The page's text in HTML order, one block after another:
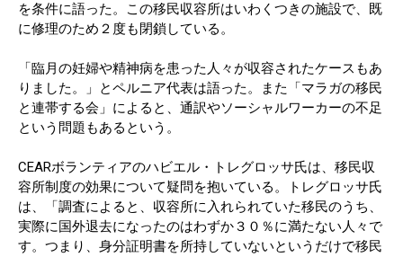
を条件に語った。この移民収容所はいわくつきの施設で、既
に修理のため２度も閉鎖している。
「臨月の妊婦や精神病を患った人々が収容されたケースもあ
りました。」とペルニア代表は語った。また「マラガの移民
と連帯する会」によると、通訳やソーシャルワーカーの不足
という問題もあるという。
CEARボランティアのハビエル・トレグロッサ氏は、移民収
容所制度の効果について疑問を抱いている。トレグロッサ氏
は、「調査によると、収容所に入れられていた移民のうち、
実際に国外退去になったのはわずか３０％に満たない人々で
す。つまり、身分証明書を所持していないというだけで移民